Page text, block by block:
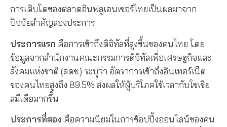
การเติบโตของตลาดอินฟลูเอนเซอร์ไทยเป็นผลมาจาก
ปัจจัยสำคัญสองประการ
ประการแรก คือการเข้าถึงดิจิทัลที่สูงขึ้นของคนไทย โดย
ข้อมูลจากสำนักงานคณะกรรมการดิจิทัลเพื่อเศรษฐกิจและ
สังคมแห่งชาติ (สดช.) ระบุว่า อัตราการเข้าถึงอินเทอร์เน็ต
ของคนไทยสูงถึง 89.5% ส่งผลให้ผู้บริโภคใช้เวลากับโซเชีย
ลมีเดียมากขึ้น
ประการที่สอง คือความนิยมในการช้อปปิ้งออนไลน์ของคน